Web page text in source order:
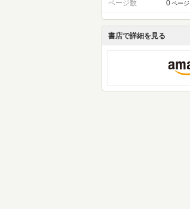
ページ数 0 ページ
書店で詳細を見る